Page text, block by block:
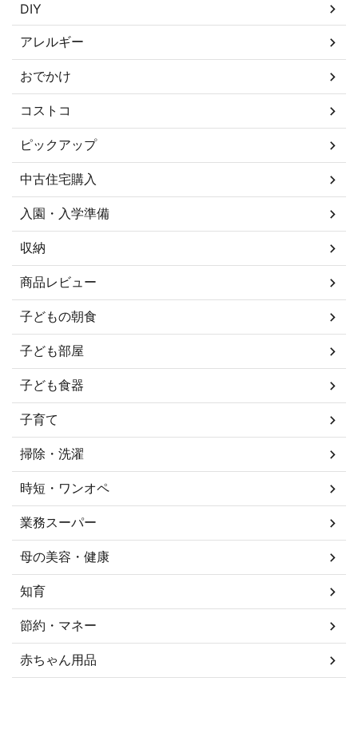
DIY
アレルギー
おでかけ
コストコ
ピックアップ
中古住宅購入
入園・入学準備
収納
商品レビュー
子どもの朝食
子ども部屋
子ども食器
子育て
掃除・洗濯
時短・ワンオペ
業務スーパー
母の美容・健康
知育
節約・マネー
赤ちゃん用品